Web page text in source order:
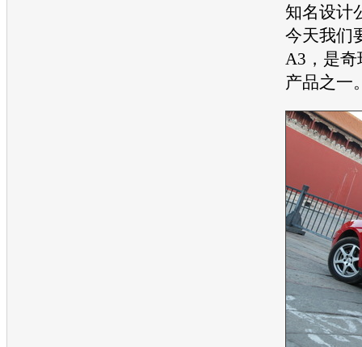
知名设计
今天我们
A3 ，是奇
产品之一